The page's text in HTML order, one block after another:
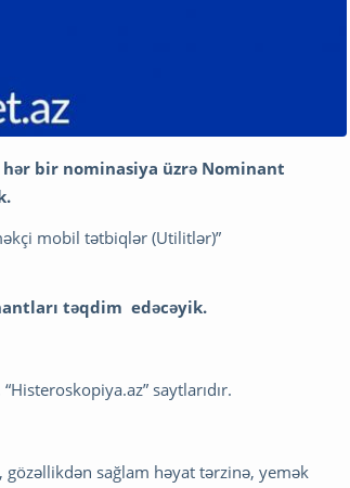
bir nominasiya üzrə Nominant
mobil tətbiqlər (Utilitlər)”
təqdim edəcəyik.
saytlarıdır.
sağlam həyat tərzinə, yemək